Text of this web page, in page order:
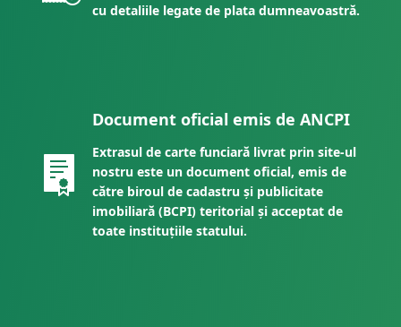
cu detaliile legate de plata dumneavoastră.
Document oficial emis de ANCPI
Extrasul de carte funciară livrat prin site-ul
nostru este un document oficial, emis de
către biroul de cadastru și publicitate
imobiliară (BCPI) teritorial și acceptat de
toate instituțiile statului.